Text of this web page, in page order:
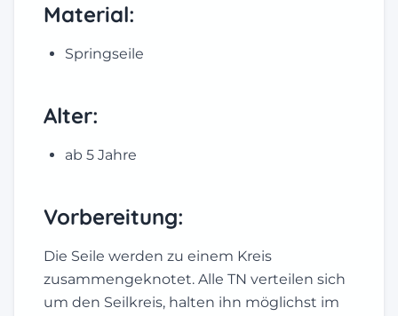
Material:
Springseile
Alter:
ab 5 Jahre
Vorbereitung:
Die Seile werden zu einem Kreis
zusammengeknotet. Alle TN verteilen sich
um den Seilkreis, halten ihn möglichst im